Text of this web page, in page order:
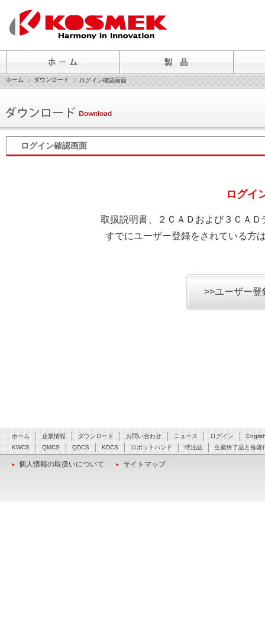
ホーム ダウンロード ログイン確認画面
ログイン確認画面
ログイ
取扱説明書、２ＣＡＤおよび３ＣＡ
すでにユーザー登録をされている方
>>ユーザー
ホーム 企業情報 ダウンロード お問い合わせ ニュース ログイン
KWCS
QMCS QDCS KDCS ロボットハンド 特注品 生産終了品と推奨
個人情報の取扱いについて サイトマップ